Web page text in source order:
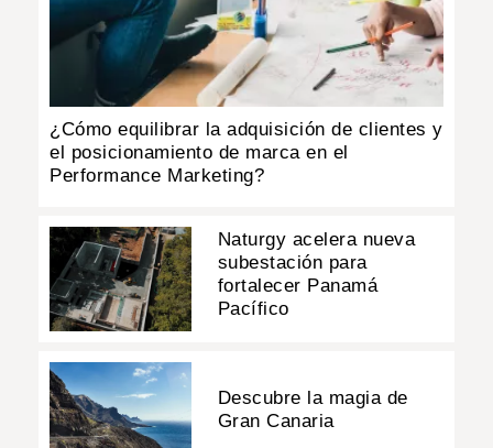
¿Cómo equilibrar la adquisición de clientes y
el posicionamiento de marca en el
Performance Marketing?
Naturgy acelera nueva
subestación para
fortalecer Panamá
Pacífico
Descubre la magia de
Gran Canaria